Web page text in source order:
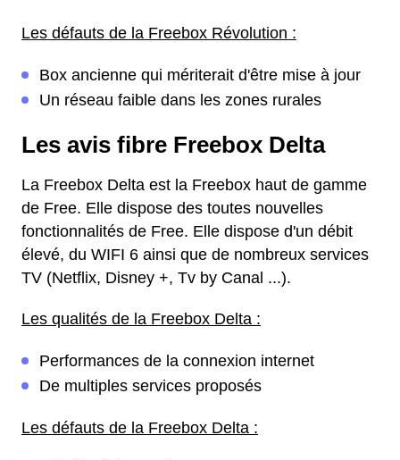
Les défauts de la Freebox Révolution :
Box ancienne qui mériterait d'être mise à jour
Un réseau faible dans les zones rurales
Les avis fibre Freebox Delta
La Freebox Delta est la Freebox haut de gamme
de Free. Elle dispose des toutes nouvelles
fonctionnalités de Free. Elle dispose d'un débit
élevé, du WIFI 6 ainsi que de nombreux services
TV (Netflix, Disney +, Tv by Canal ...).
Les qualités de la Freebox Delta :
Performances de la connexion internet
De multiples services proposés
Les défauts de la Freebox Delta :